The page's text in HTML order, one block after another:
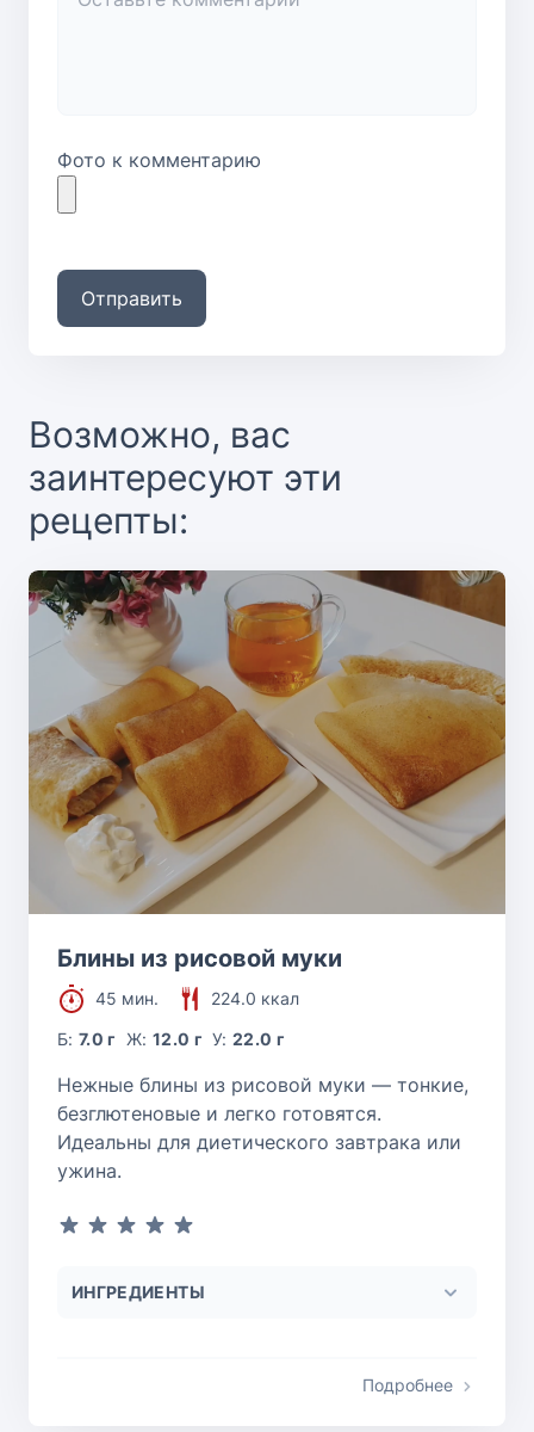
Фото к комментарию
Отправить
Возможно, вас
заинтересуют эти
рецепты:
Блины из рисовой муки
45 мин.
224.0 ккал
Б:7.0 г Ж: 12.0 г У:22.0 г
Нежные блины из рисовой муки — тонкие,
безглютеновые и легко готовятся.
Идеальны для диетического завтрака или
ужина.
ИНГРЕДИЕНТЫ
Подробнее